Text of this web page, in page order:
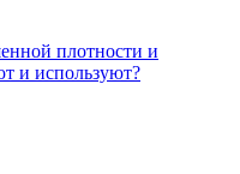
плотности и
и используют?